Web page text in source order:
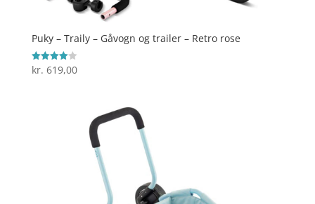
Puky – Traily – Gåvogn og trailer – Retro rose
Vurderet
4
kr. 619,00